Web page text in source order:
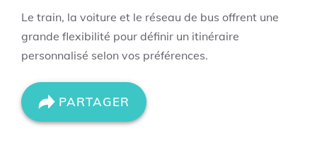
Le train, la voiture et le réseau de bus offrent une
grande flexibilité pour définir un itinéraire
personnalisé selon vos préférences.
PARTAGER